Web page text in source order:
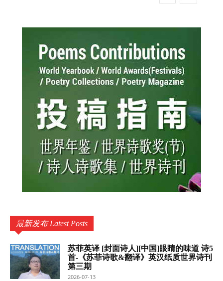
最新发布 Latest Posts
苏菲英译 [封面诗人][中国]眼睛的味道 诗5
首-《苏菲诗歌&翻译》英汉纸质世界诗刊
第三期
2026-07-13